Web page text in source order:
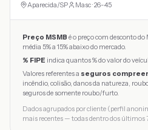
Aparecida/SP Masc · 26-45
Preço MSMB é o preço com desconto
média 5% a 15% abaixo do mercado.
% FIPE indica quantos % do valor do
Valores referentes a seguros
incêndio, colisão, danos da natureza,
seguros de somente roubo/furto.
Dados agrupados por cliente (perfil
mais recentes — todas dentro dos últimos